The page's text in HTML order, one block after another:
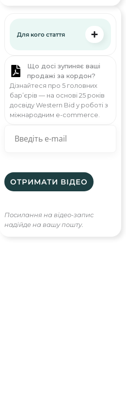
Для кого стаття
Що досі зупиняє ваші
продажі за кордон?
Дізнайтеся про 5 головних
бар’єрів — на основі 25 років
досвіду Western Bid у роботі з
міжнародним e-commerce.
Посилання на відео-запис
надійде на вашу пошту.